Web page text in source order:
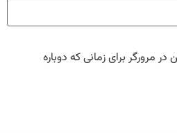
مرورگر برای زمانی که دوباره